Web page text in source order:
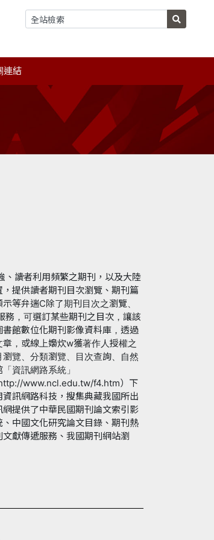
連結
、讀者利用頻繁之期刊，以及大陸
提供讀者期刊目次瀏覽、期刊篇
等弁遄C除了期刊目次之瀏覽、
，可選訂某些期刊之目次，讓該
館數位化期刊影像資料庫，透過
，或線上嬝炊w獲著作人授權之
覽、分類瀏覽、目次查詢、自然
資訊網路系統」
www.ncl.edu.tw/f4.htm）下
訊網路科技，搜集典藏我國所出
提供了中華民國期刊論文索引影
中國文化研究論文目錄、期刊熱
獻傳遞服務、我國期刊網站瀏